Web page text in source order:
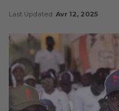
Last Updated Avr 12, 2025